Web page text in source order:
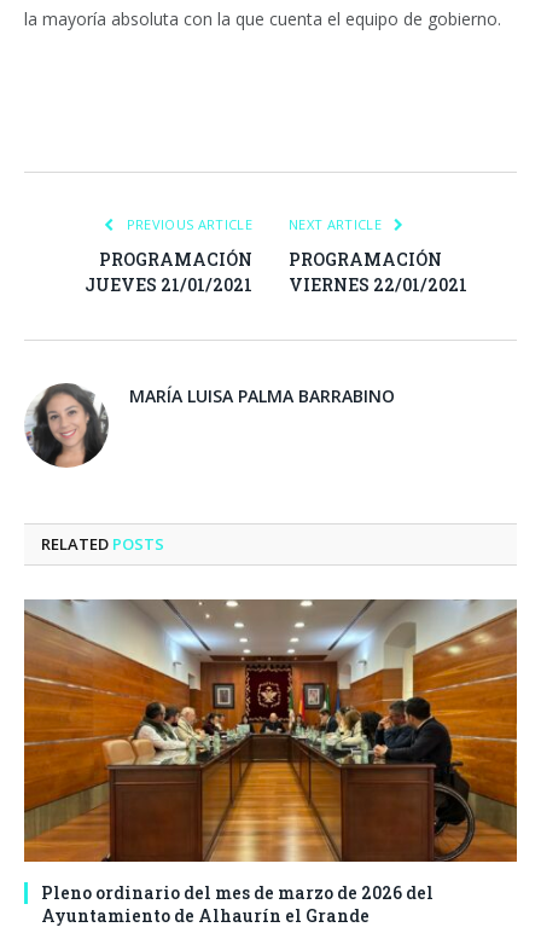
la mayoría absoluta con la que cuenta el equipo de gobierno.
PREVIOUS ARTICLE
PROGRAMACIÓN
JUEVES 21/01/2021
NEXT ARTICLE
PROGRAMACIÓN
VIERNES 22/01/2021
MARÍA LUISA PALMA BARRABINO
RELATED POSTS
Pleno ordinario del mes de marzo de 2026 del
Ayuntamiento de Alhaurín el Grande